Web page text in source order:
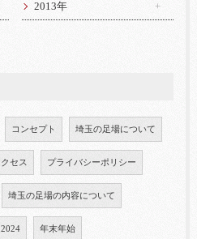
2013年
コンセプト 埼玉の足場について
クセス プライバシーポリシー
埼玉の足場の内容について
2024 年末年始